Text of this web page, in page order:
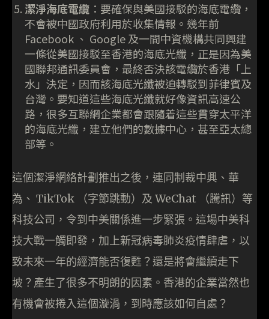
潔淨海底電纜 ：要確保與美國接駁的海底電纜，
不會被中國政府利用於收集情報。幾年前
Facebook 、 Google 及一間中資機構共同興建
一條從美國接駁至香港的海底光纖，正是因為美
國聯邦通訊委員會，最終否決該電纜於香港「上
水」決定，因而該海底光纖被迫轉駁到菲律賓及
台灣。要知道這些海底光纖就好像資訊高速公
路，很多互聯網企業都會跟隨着這些貫穿太平洋
的海底光纖，建立他們的數據中心，甚至亞太總
部等。
這個潔淨網絡計劃推出之後，連同制裁中興、華
為、 TikTok （字節跳動）及 WeChat （騰訊）等
科技公司，令到中美關係進一步緊張。這場中美科
技大戰一觸即發，加上新冠病毒肺炎疫情肆虐，以
致未來一年的經濟能否復甦？還是將會繼續走下
坡？產生了很多不明朗的因素。香港的企業當然也
有機會被捲入這個漩渦，到時應該如何自處？